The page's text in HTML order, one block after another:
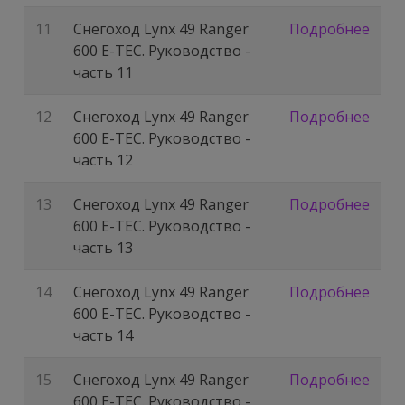
11
Снегоход Lynx 49 Ranger
600 E-TEC. Руководство -
часть 11
Подробнее
12
Снегоход Lynx 49 Ranger
600 E-TEC. Руководство -
часть 12
Подробнее
13
Снегоход Lynx 49 Ranger
600 E-TEC. Руководство -
часть 13
Подробнее
14
Снегоход Lynx 49 Ranger
600 E-TEC. Руководство -
часть 14
Подробнее
15
Снегоход Lynx 49 Ranger
Подробнее